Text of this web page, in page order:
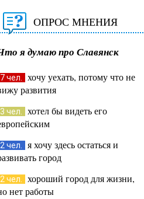
ОПРОС МНЕНИЯ
я думаю про Славянск
7 чел.
хочу уехать, потому что не
развития
3 чел.
хотел бы видеть его
2 чел.
я хочу здесь остаться и
город
2 чел.
хороший город для жизни,
нет работы